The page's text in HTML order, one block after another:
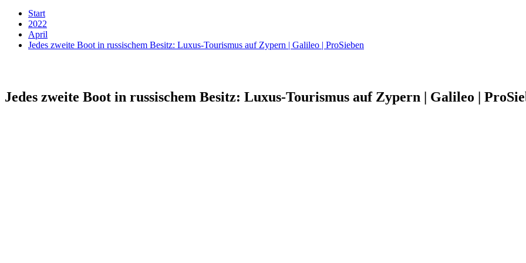
Start
2022
April
Jedes zweite Boot in russischem Besitz: Luxus-Tourismus auf Zypern | Galileo | ProSieben
Jedes zweite Boot in russischem Besitz: Luxus-Tourismus auf Zypern | Galileo |